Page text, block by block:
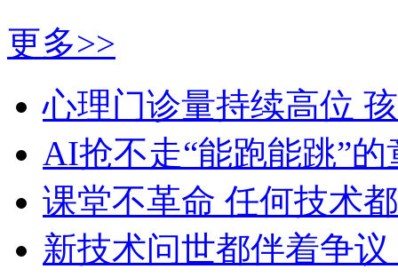
更多>>
心理门诊量持续高位
AI抢不走“能跑能跳”的
课堂不革命 任何技术
新技术问世都伴着争